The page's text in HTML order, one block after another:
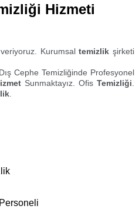
Hizmeti
veriyoruz. Kurumsaltemizlik şirketi
Cephe Temizliğinde Profesyonel
Sunmaktayız. Ofis Temizliği